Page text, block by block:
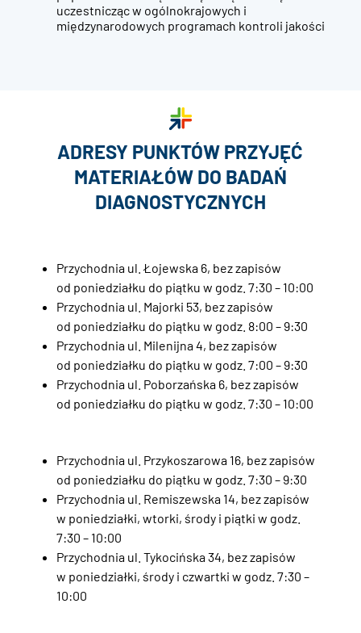
uczestnicząc w ogólnokrajowych i
międzynarodowych programach kontroli jakości
ADRESY PUNKTÓW PRZYJĘĆ
MATERIAŁÓW DO BADAŃ
DIAGNOSTYCZNYCH
Przychodnia ul. Łojewska 6, bez zapisów
od poniedziałku do piątku w godz. 7:30 – 10:00
Przychodnia ul. Majorki 53, bez zapisów
od poniedziałku do piątku w godz. 8:00 – 9:30
Przychodnia ul. Milenijna 4, bez zapisów
od poniedziałku do piątku w godz. 7:00 – 9:30
Przychodnia ul. Poborzańska 6, bez zapisów
od poniedziałku do piątku w godz. 7:30 – 10:00
Przychodnia ul. Przykoszarowa 16, bez zapisów
od poniedziałku do piątku w godz. 7:30 – 9:30
Przychodnia ul. Remiszewska 14, bez zapisów
w poniedziałki, wtorki, środy i piątki w godz.
7:30 – 10:00
Przychodnia ul. Tykocińska 34, bez zapisów
w poniedziałki, środy i czwartki w godz. 7:30 –
10:00